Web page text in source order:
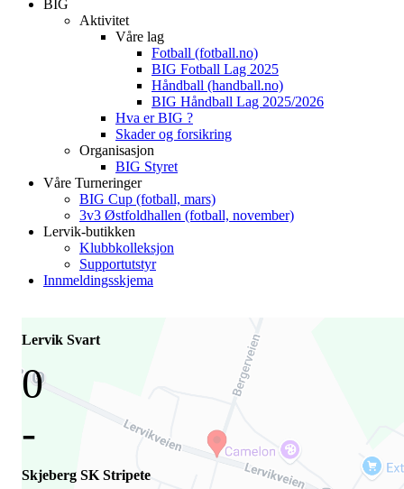
BIG
Aktivitet
Våre lag
Fotball (fotball.no)
BIG Fotball Lag 2025
Håndball (handball.no)
BIG Håndball Lag 2025/2026
Hva er BIG ?
Skader og forsikring
Organisasjon
BIG Styret
Våre Turneringer
BIG Cup (fotball, mars)
3v3 Østfoldhallen (fotball, november)
Lervik-butikken
Klubbkolleksjon
Supportutstyr
Innmeldingsskjema
Lervik Svart
0
-
Skjeberg SK Stripete